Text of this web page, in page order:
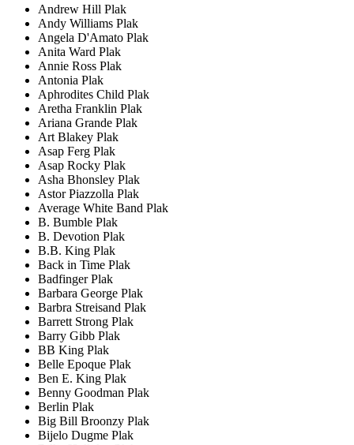
Andrew Hill Plak
Andy Williams Plak
Angela D'Amato Plak
Anita Ward Plak
Annie Ross Plak
Antonia Plak
Aphrodites Child Plak
Aretha Franklin Plak
Ariana Grande Plak
Art Blakey Plak
Asap Ferg Plak
Asap Rocky Plak
Asha Bhonsley Plak
Astor Piazzolla Plak
Average White Band Plak
B. Bumble Plak
B. Devotion Plak
B.B. King Plak
Back in Time Plak
Badfinger Plak
Barbara George Plak
Barbra Streisand Plak
Barrett Strong Plak
Barry Gibb Plak
BB King Plak
Belle Epoque Plak
Ben E. King Plak
Benny Goodman Plak
Berlin Plak
Big Bill Broonzy Plak
Bijelo Dugme Plak